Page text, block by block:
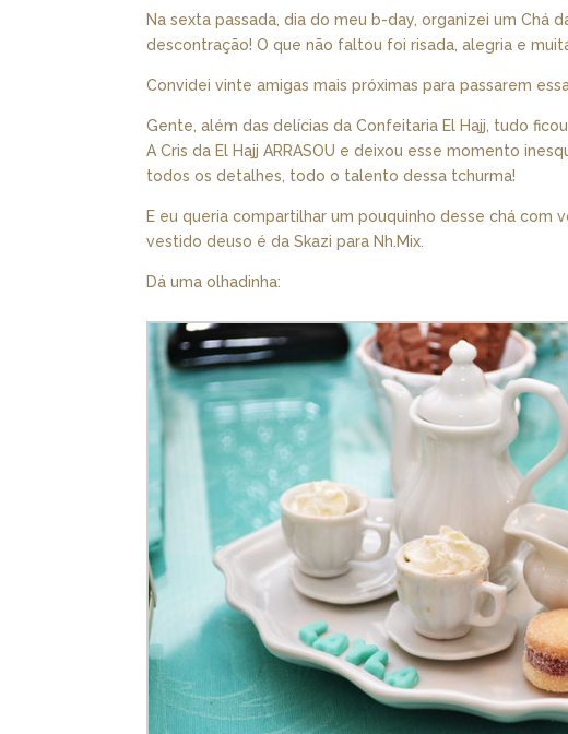
Na sexta passada, dia do meu b-day, organizei um Chá
descontração! O que não faltou foi risada, alegria e
Convidei vinte amigas mais próximas para passarem
Gente, além das delícias da Confeitaria El Hajj, tudo
A Cris da El Hajj ARRASOU e deixou esse momento
todos os detalhes, todo o talento dessa tchurma!
E eu queria compartilhar um pouquinho desse chá com
vestido deuso é da Skazi para Nh.Mix.
Dá uma olhadinha: